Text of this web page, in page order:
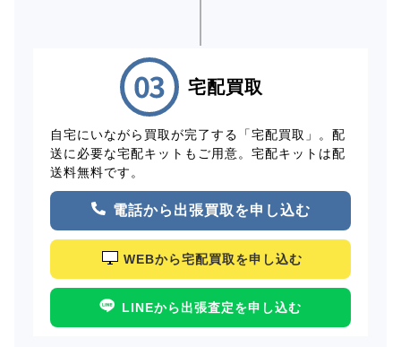
宅配買取
自宅にいながら買取が完了する「宅配買取」。配
送に必要な宅配キットもご用意。宅配キットは配
送料無料です。
電話から出張買取を申し込む
WEBから宅配買取を申し込む
LINEから出張査定を申し込む